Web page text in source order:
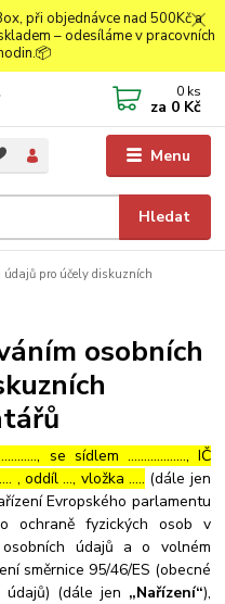
při objednávce nad 500Kč a
– odesíláme v pracovních
Menu
Hledat
0 ks
za 0 Kč
pro účely diskuzních
osobních
se sídlem ………………, IČ
, oddíl …, vložka ….. (dále jen
Evropského parlamentu
ochraně fyzických osob v
údajů a o volném
směrnice 95/46/ES (obecné
údajů) (dále jen „Nařízení“),